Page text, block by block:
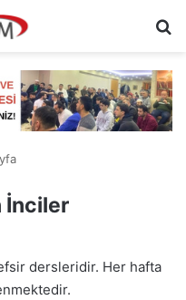
İnciler
dersleridir. Her hafta